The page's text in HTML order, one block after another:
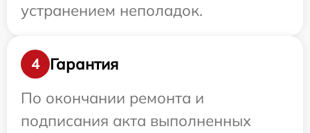
устранением неполадок.
4
Гарантия
По окончании ремонта и
подписания акта выполненных